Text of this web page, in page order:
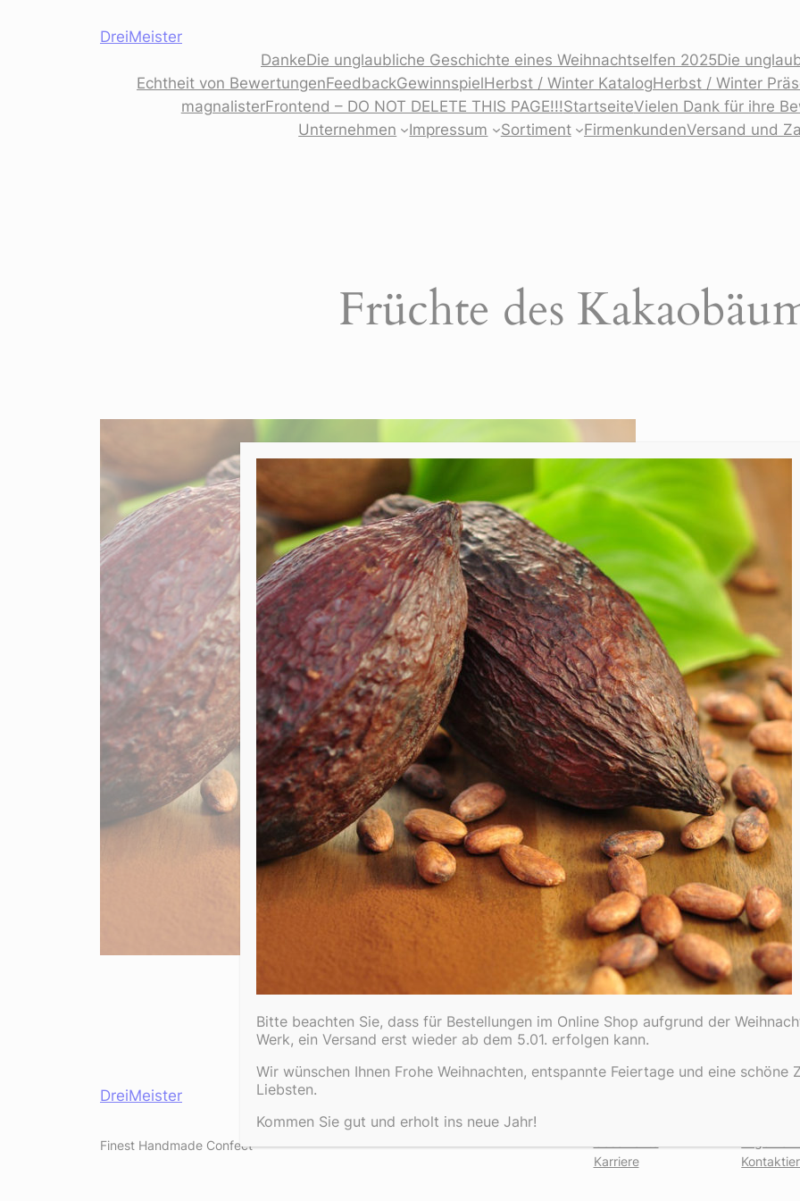
DreiMeister
DankeDie unglaubliche Geschichte eines Weihnachtselfen 2025Die
Echtheit von BewertungenFeedbackGewinnspielHerbst / Winter KatalogHerbst / Winter
magnalisterFrontend – DO NOT DELETE THIS PAGE!!!StartseiteVielen Dank für ihre
Unternehmen
Impressum Sortiment FirmenkundenVersand und
Früchte des
DreiMeister
Finest Handmade Confect
Karriere
Bitte beachten Sie, dass für Bestellungen im Online Shop aufgrund der
Werk, ein Versand erst wieder ab dem 5.01. erfolgen kann.
Wir wünschen Ihnen Frohe Weihnachten, entspannte Feiertage und eine schöne
Liebsten.
Kommen Sie gut und erholt ins neue Jahr!